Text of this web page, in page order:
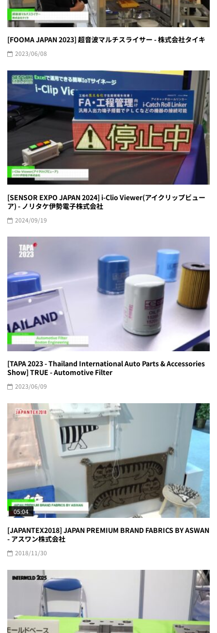
[FOOMA JAPAN 2023] 超音波マルチスライサー - 株式会社タイキ
2023/06/08
[SENSOR EXPO JAPAN 2024] i-Clio Viewer(アイクリップビュー
ア) - ノリタケ伊勢電子株式会社
2024/09/19
[TAPA 2023 - Thailand International Auto Parts & Accessories
Show] TRUE - Automotive Filter
2023/06/09
05:04
[JAPANTEX2018] JAPAN PREMIUM BRAND FABRICS BY ASWAN
- アスワン株式会社
2018/11/30